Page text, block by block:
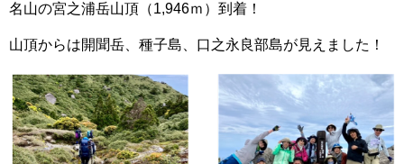
名山の宮之浦岳山頂（1,946ｍ）到着！
山頂からは開聞岳、種子島、口之永良部島が見えました！